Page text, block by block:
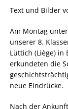
Text und Bilder
Am Montag
unserer 8.
Lüttich (Liège) in
erkundeten die
neue Eindrücke.
Nach der